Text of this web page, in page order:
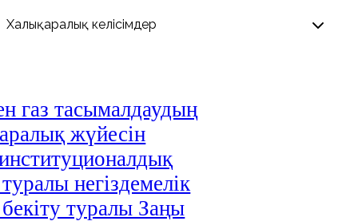
газ тасымалдаудың
жүйесін
туралы негіздемелік
бекіту туралы Заңы